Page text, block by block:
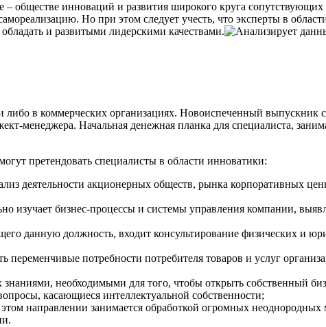
обществе инноваций и развития широкого круга сопутствующих
Но при этом следует учесть, что эксперты в
и развитыми лидерскими качествами.
в коммерческих организациях. Новоиспеченный выпускник
менеджера. Начальная денежная планка для специалиста,
претендовать специалисты в области инноватики:
деятельности акционерных обществ, рынка корпоративных
изучает бизнес-процессы и системы управления компании,
данную должность, входит консультирование физических и
переменчивые потребности потребителя товаров и услуг
необходимыми для того, чтобы открыть собственный
касающиеся интеллектуальной собственности;
направлении занимается обработкой огромных